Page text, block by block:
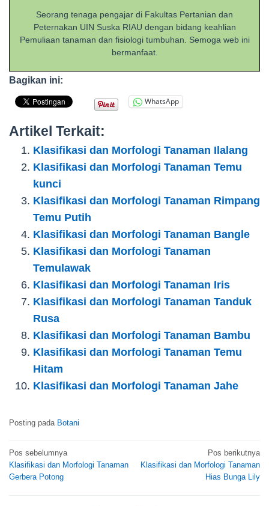
Seorang tenaga pengajar di Fakultas Pertanian dan
Peternakan UIN Suska RIAU dengan bidang keahlian
Pemuliaan tanaman dan fisiologi tumbuhan. Semoga web ini
bermanfaat.
Bagikan ini:
WhatsApp
Artikel Terkait:
Klasifikasi dan Morfologi Tanaman Ilalang
Klasifikasi dan Morfologi Tanaman Temu
kunci
Klasifikasi dan Morfologi Tanaman Rimpang
Temu Putih
Klasifikasi dan Morfologi Tanaman Bangle
Klasifikasi dan Morfologi Tanaman
Temulawak
Klasifikasi dan Morfologi Tanaman Iris
Klasifikasi dan Morfologi Tanaman Tanduk
Rusa
Klasifikasi dan Morfologi Tanaman Bambu
Klasifikasi dan Morfologi Tanaman Temu
Hitam
Klasifikasi dan Morfologi Tanaman Jahe
Posting pada Botani
Navigasi
pos
Pos sebelumnya
Klasifikasi dan Morfologi Tanaman
Gerbera Potong
Pos berikutnya
Klasifikasi dan Morfologi Tanaman
Hias Bunga Lily